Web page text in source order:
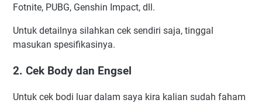
Fotnite, PUBG, Genshin Impact, dll.
Untuk detailnya silahkan cek sendiri saja, tinggal
masukan spesifikasinya.
2. Cek Body dan Engsel
Untuk cek bodi luar dalam saya kira kalian sudah faham